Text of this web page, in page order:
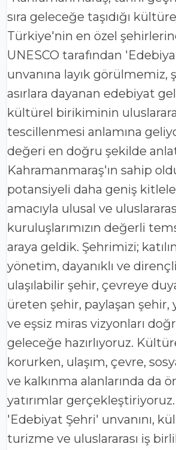
sıra geleceğe taşıdığı
Türkiye'nin en özel
UNESCO tarafından
unvanına layık görülmemiz,
asırlara dayanan edebiyat
kültürel birikiminin
tescillenmesi anlamına
değeri en doğru şekilde
Kahramanmaraş'ın sahip
potansiyeli daha geniş
amacıyla ulusal ve
kuruluşlarımızın değerli
araya geldik. Şehrimizi;
yönetim, dayanıklı ve
ulaşılabilir şehir, çevreye
üreten şehir, paylaşan şehir,
ve eşsiz miras vizyonları
geleceğe hazırlıyoruz.
korurken, ulaşım, çevre,
ve kalkınma alanlarında da
yatırımlar gerçekleştiriyoruz.
'Edebiyat Şehri' unvanını,
turizme ve uluslararası iş